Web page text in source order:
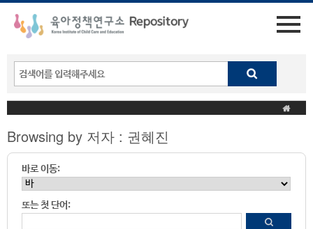
Browsing by 저자 : 권혜진
바로 이동:
또는 첫 단어: